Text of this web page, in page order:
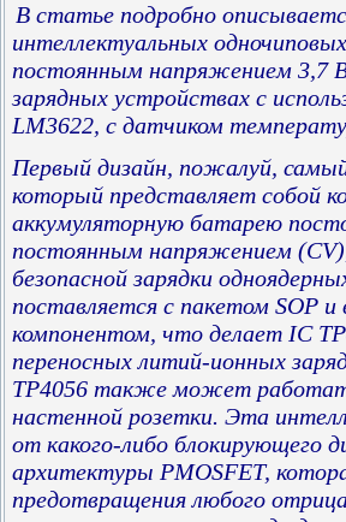
В статье подробно
интеллектуальных
постоянным напряжением 3,7
зарядных устройствах с
LM3622, с датчиком
Первый дизайн, пожалуй,
который представляет собой
аккумуляторную батарею
постоянным напряжением
безопасной зарядки
поставляется с пакетом SOP
компонентом, что делает IC
переносных литий-ионных
TP4056 также может
настенной розетки. Эта
от какого-либо блокирующего
архитектуры PMOSFET,
предотвращения любого